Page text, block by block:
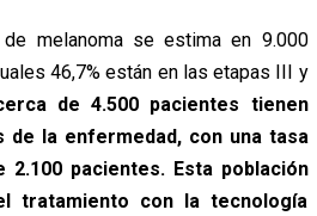
de melanoma se estima en 9.000
46,7% están en las etapas III y
de 4.500 pacientes tienen
de la enfermedad, con una tasa
2.100 pacientes. Esta población
tratamiento con la tecnología